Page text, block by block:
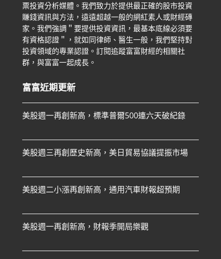
票投資分析媒體。我們致力於提供最正確的股市投資
賺錢資訊與方法，遠遠超越一般的網紅素人或財經磚
家。 我們強調＂要提供投資資訊，最基本底線必須要
有資格認證＂，就如同律師、醫生一般，我們堅持對
投資領域的專業認證。 訂閱追蹤富富財經的相關社
群，與富富一起成長。
富富近期更新
美股週一再創新高，標準普爾500連六天破紀錄
美股週三再創歷史新高，美日貿易協議提振市場
美股週二小漲再創新高，通用汽車財報超預期
美股週一再創新高，財報季開局樂觀